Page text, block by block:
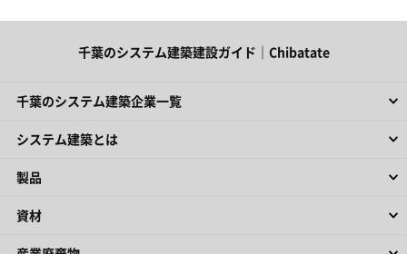
千葉のシステム建築建設ガイド｜Chibatate
千葉のシステム建築企業一覧
システム建築とは
製品
資材